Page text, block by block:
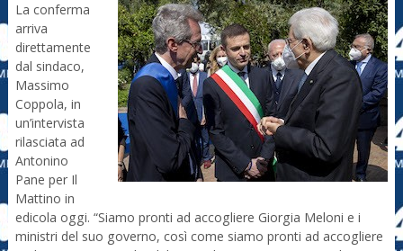
La conferma
arriva
direttamente
dal sindaco,
Massimo
Coppola, in
un’intervista
rilasciata ad
Antonino
Pane per Il
Mattino in
edicola oggi. “Siamo pronti ad accogliere Giorgia Meloni e i
ministri del suo governo, così come siamo pronti ad accogliere